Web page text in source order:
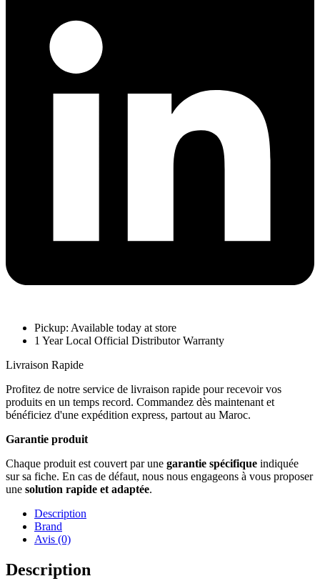
Pickup: Available today at store
1 Year Local Official Distributor Warranty
Livraison Rapide
Profitez de notre service de livraison rapide pour recevoir vos
produits en un temps record. Commandez dès maintenant et
bénéficiez d'une expédition express, partout au Maroc.
Garantie produit
Chaque produit est couvert par une garantie spécifique indiquée
sur sa fiche. En cas de défaut, nous nous engageons à vous proposer
une solution rapide et adaptée.
Description
Brand
Avis (0)
Description